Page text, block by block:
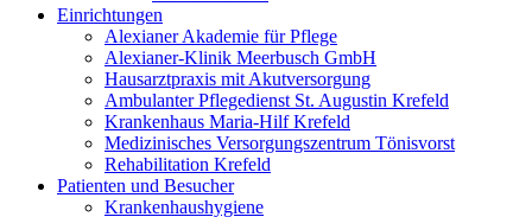
Einrichtungen
Alexianer Akademie für Pflege
Alexianer-Klinik Meerbusch GmbH
Hausarztpraxis mit Akutversorgung
Ambulanter Pflegedienst St. Augustin Krefeld
Krankenhaus Maria-Hilf Krefeld
Medizinisches Versorgungszentrum Tönisvorst
Rehabilitation Krefeld
Patienten und Besucher
Krankenhaushygiene